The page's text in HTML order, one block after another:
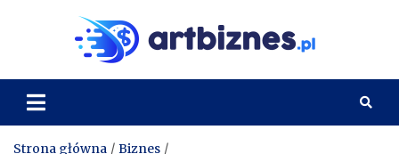
Strona główna
Biznes